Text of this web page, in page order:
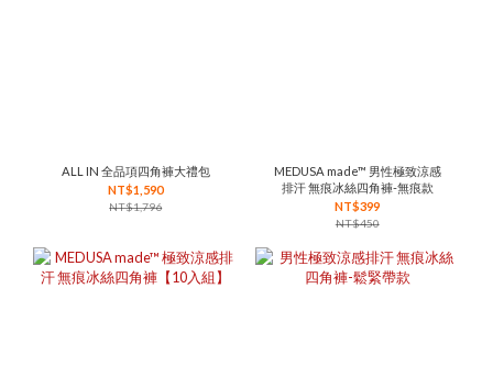
ALL IN 全品項四角褲大禮包
NT$1,590
NT$1,796
MEDUSA made™ 男性極致涼感
排汗 無痕冰絲四角褲-無痕款
NT$399
NT$450